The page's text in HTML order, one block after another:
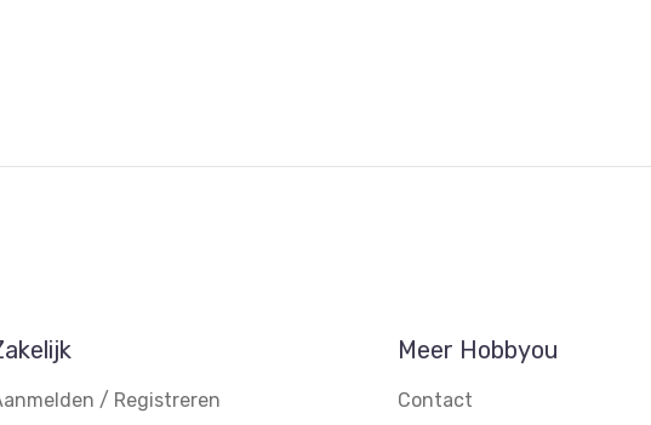
/ Registreren
Meer Hobbyou
Contact